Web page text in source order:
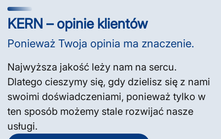
KERN – opinie klientów
Ponieważ Twoja opinia ma znaczenie.
Najwyższa jakość leży nam na sercu.
Dlatego cieszymy się, gdy dzielisz się z nami
swoimi doświadczeniami, ponieważ tylko w
ten sposób możemy stale rozwijać nasze
usługi.